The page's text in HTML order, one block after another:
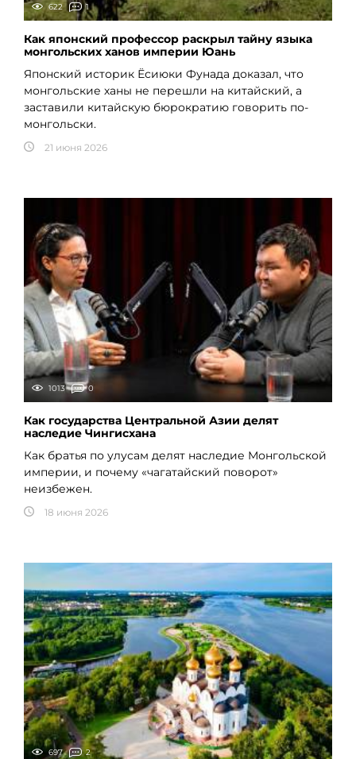
622 1
Как японский профессор раскрыл тайну языка
монгольских ханов империи Юань
Японский историк Ёсиюки Фунада доказал, что
монгольские ханы не перешли на китайский, а
заставили китайскую бюрократию говорить по-
монгольски.
21 июня 2026
1013 0
Как государства Центральной Азии делят
наследие Чингисхана
Как братья по улусам делят наследие Монгольской
империи, и почему «чагатайский поворот»
неизбежен.
18 июня 2026
697 2